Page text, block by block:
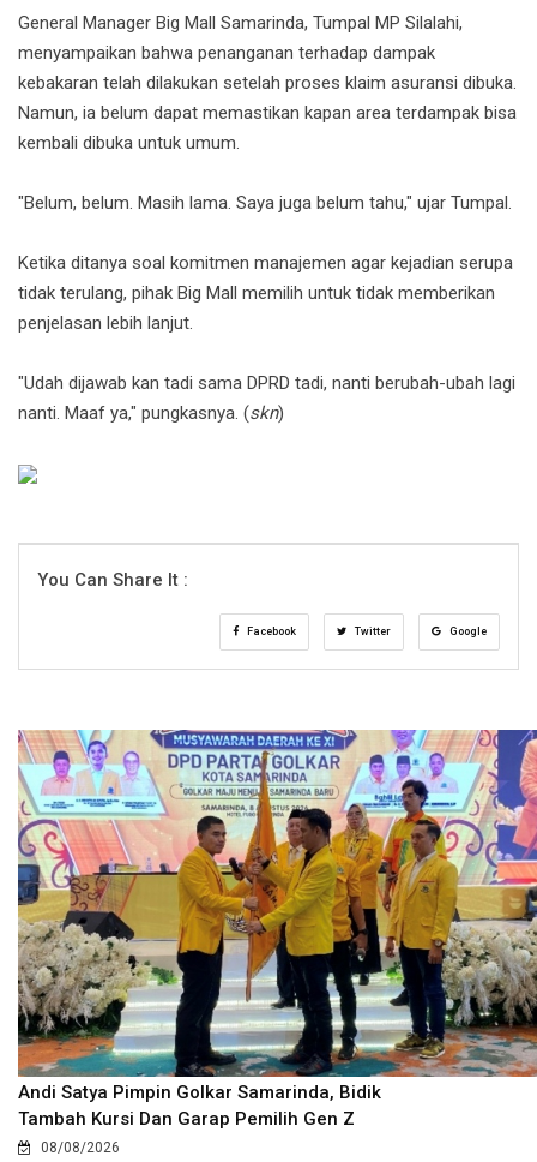
General Manager Big Mall Samarinda, Tumpal MP Silalahi,
menyampaikan bahwa penanganan terhadap dampak
kebakaran telah dilakukan setelah proses klaim asuransi dibuka.
Namun, ia belum dapat memastikan kapan area terdampak bisa
kembali dibuka untuk umum.
"Belum, belum. Masih lama. Saya juga belum tahu," ujar Tumpal.
Ketika ditanya soal komitmen manajemen agar kejadian serupa
tidak terulang, pihak Big Mall memilih untuk tidak memberikan
penjelasan lebih lanjut.
"Udah dijawab kan tadi sama DPRD tadi, nanti berubah-ubah lagi
nanti. Maaf ya," pungkasnya. (skn)
You Can Share It :
Facebook Twitter Google
Andi Satya Pimpin Golkar Samarinda, Bidik
Tambah Kursi Dan Garap Pemilih Gen Z
08/08/2026